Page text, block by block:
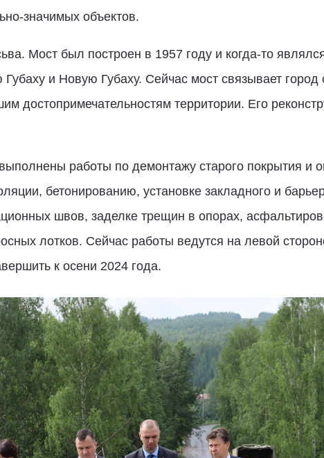
значимых объектов.
Мост был построен в 1957 году и когда-то
и Новую Губаху. Сейчас мост связывает город
достопримечательностям территории. Его
работы по демонтажу старого покрытия и
бетонированию, установке закладного и
швов, заделке трещин в опорах,
лотков. Сейчас работы ведутся на левой
к осени 2024 года.